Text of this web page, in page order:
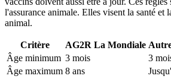
l'assurance animale. Elles visent la santé et
animal.
Critère AG2R La Mondiale
Âge minimum 3 mois
3
Âge maximum 8 ans